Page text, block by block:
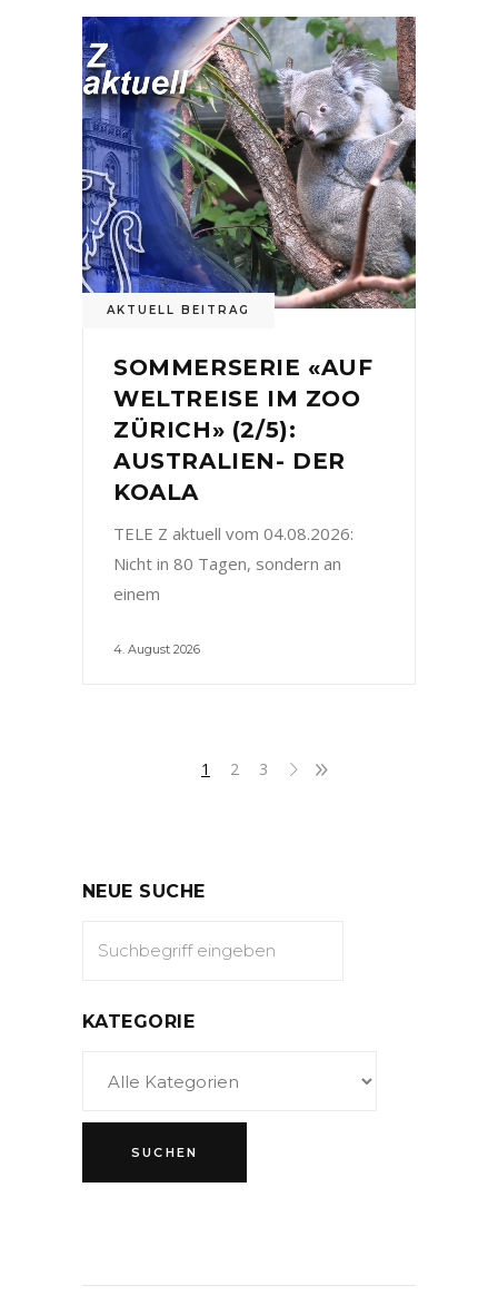
AKTUELL BEITRAG
SOMMERSERIE «AUF
WELTREISE IM ZOO
ZÜRICH» (2/5):
AUSTRALIEN- DER
KOALA
TELE Z aktuell vom 04.08.2026:
Nicht in 80 Tagen, sondern an
einem
4. August 2026
1 2 3
NEUE SUCHE
KATEGORIE